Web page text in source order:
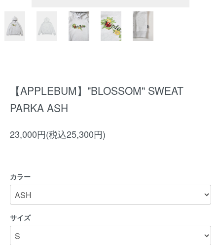
【APPLEBUM】"BLOSSOM" SWEAT
PARKA ASH
23,000円(税込25,300円)
カラー
サイズ